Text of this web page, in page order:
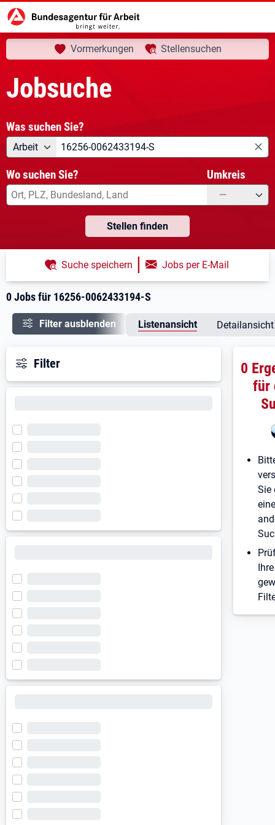
Startseite Jobsuche aktuelle Seite:
Ihre Suche
Vormerkungen Stellensuchen
Jobsuche
Was suchen Sie?
Angebotsart
Arbeit Was suchen Sie?
Wo suchen Sie? Umkreis
—
Stellen finden
0 Jobs für 16256-0062433194-S
Suche speichern | Jobs per E-Mail
Filter ausblenden Listenansicht Detailansicht
Filter
0
für
Sie
Ihre